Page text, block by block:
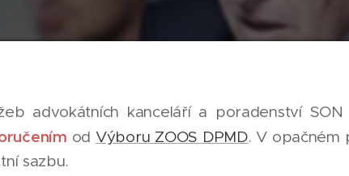
advokátních kanceláří a poradenství
od Výboru ZOOS DPMD. V opačném
sazbu.